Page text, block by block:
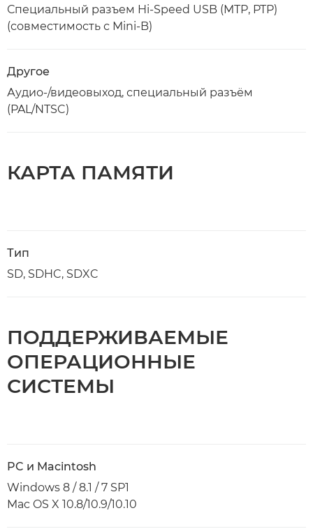
Специальный разъем Hi-Speed USB (MTP, PTP)
(совместимость с Mini-B)
Другое
Аудио-/видеовыход, специальный разъём
(PAL/NTSC)
КАРТА ПАМЯТИ
Тип
SD, SDHC, SDXC
ПОДДЕРЖИВАЕМЫЕ
ОПЕРАЦИОННЫЕ
СИСТЕМЫ
PC и Macintosh
Windows 8 / 8.1 / 7 SP1
Mac OS X 10.8/10.9/10.10